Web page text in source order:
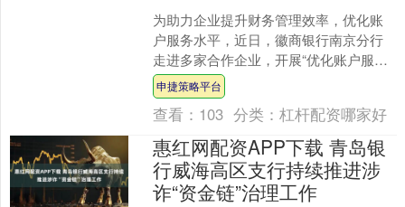
为助力企业提升财务管理效率，优化账
户服务水平，近日，徽商银行南京分行
走进多家合作企业，开展“优化账户服
务，助力企业发展”主题宣传活动，向企
业员工普及账户管理知识....
申捷策略平台
查看： 103 分类：杠杆配资哪家好
惠红网配资APP下载 青岛银
行威海高区支行持续推进涉
诈“资金链”治理工作